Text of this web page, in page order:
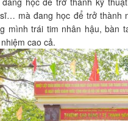
mà đang học để trở thành
mình trái tim nhân hậu, bàn
cao cả.